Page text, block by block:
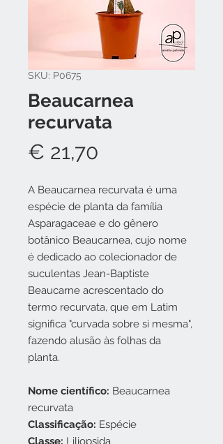
SKU: P0675
Beaucarnea
recurvata
€ 21,70
A Beaucarnea recurvata é uma
espécie de planta da família
Asparagaceae e do gênero
botânico Beaucarnea, cujo nome
é dedicado ao colecionador de
suculentas Jean-Baptiste
Beaucarne acrescentado do
termo recurvata, que em Latim
significa "curvada sobre si mesma",
fazendo alusão às folhas da
planta.
Nome científico: Beaucarnea
recurvata
Classificação: Espécie
Classe: Liliopsida